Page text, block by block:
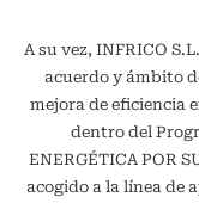
A su vez, INFRICO
acuerdo y ámbito
mejora de eficiencia
dentro del
ENERGÉTICA POR
acogido a la línea de